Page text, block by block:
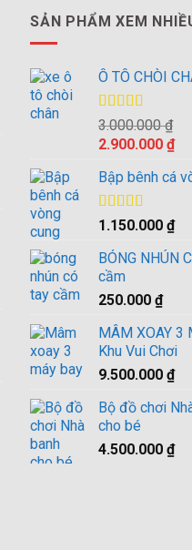
SẢN PHẨM XEM
Ô TÔ CHÒI
Được xếp
hạng4.00
5 sao
3.000.000₫
Giá
là:
3.000.000 ₫.
2.900.000 ₫Giá
tại
Bập bênh cá
Được xếp
5 sao
1.150.000 ₫
BÓNG NHÚN
cầm
250.000 ₫
MÂM XOAY 3
Khu Vui Chơi
9.500.000 ₫
Bộ đồ chơi
cho bé
4.500.000 ₫